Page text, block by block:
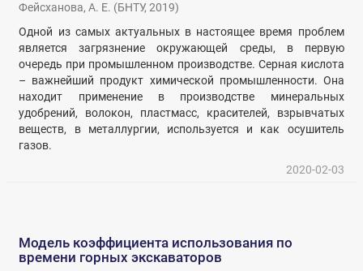
Фейсханова, А. Е. (БНТУ,2019)
Одной из самых актуальных в настоящее время проблем
является загрязнение окружающей среды, в первую
очередь при промышленном производстве. Серная кислота
– важнейший продукт химической промышленности. Она
находит применение в производстве минеральных
удобрений, волокон, пластмасс, красителей, взрывчатых
веществ, в металлургии, используется и как осушитель
газов.
2020-02-03
Модель коэффициента использования по
времени горных экскаваторов